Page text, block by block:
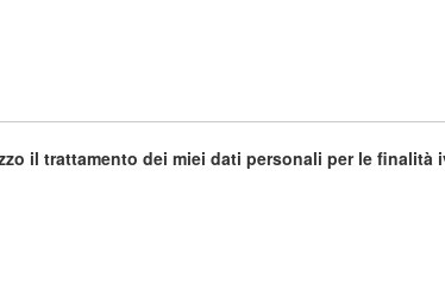
il trattamento dei miei dati personali per le finalità